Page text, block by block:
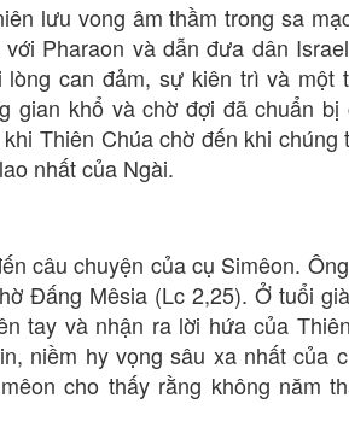
lưu vong âm thầm trong sa
Pharaon và dẫn đưa dân
lòng can đảm, sự kiên trì và một
gian khổ và chờ đợi đã chuẩn
Thiên Chúa chờ đến khi
nhất của Ngài.
câu chuyện của cụ Simêon.
Đấng Mêsia (Lc 2,25). Ở tuổi
tay và nhận ra lời hứa của
niềm hy vọng sâu xa nhất của
cho thấy rằng không năm